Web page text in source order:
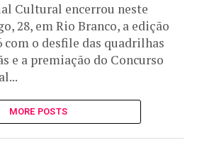
Cultural encerrou neste
28, em Rio Branco, a edição
com o desfile das quadrilhas
e a premiação do Concurso
MORE POSTS